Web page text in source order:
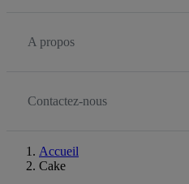
A propos
Contactez-nous
Accueil
Cake